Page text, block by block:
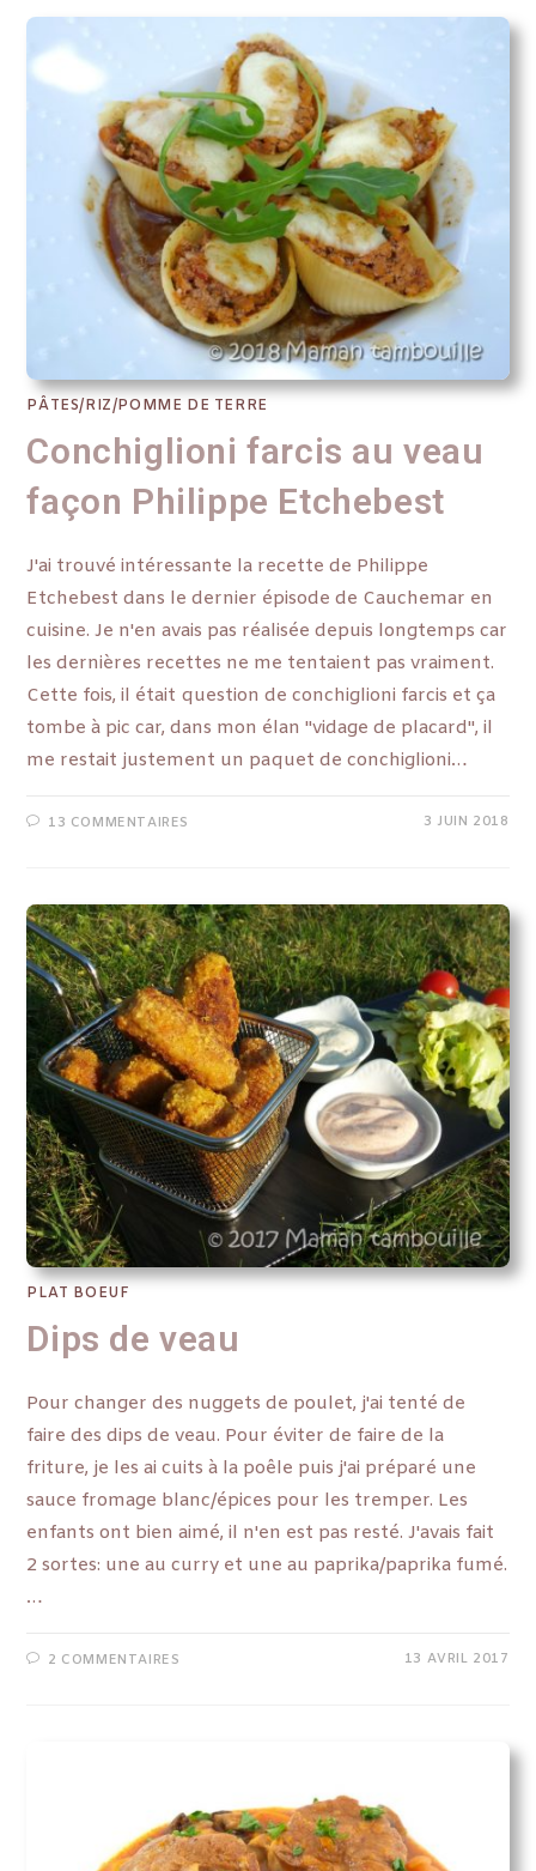
PÂTES/RIZ/POMME DE TERRE
Conchiglioni farcis au veau
façon Philippe Etchebest
J'ai trouvé intéressante la recette de Philippe
Etchebest dans le dernier épisode de Cauchemar en
cuisine. Je n'en avais pas réalisée depuis longtemps car
les dernières recettes ne me tentaient pas vraiment.
Cette fois, il était question de conchiglioni farcis et ça
tombe à pic car, dans mon élan "vidage de placard", il
me restait justement un paquet de conchiglioni…
13 COMMENTAIRES 3 JUIN 2018
PLAT BOEUF
Dips de veau
Pour changer des nuggets de poulet, j'ai tenté de
faire des dips de veau. Pour éviter de faire de la
friture, je les ai cuits à la poêle puis j'ai préparé une
sauce fromage blanc/épices pour les tremper. Les
enfants ont bien aimé, il n'en est pas resté. J'avais fait
2 sortes: une au curry et une au paprika/paprika fumé.
…
2 COMMENTAIRES 13 AVRIL 2017